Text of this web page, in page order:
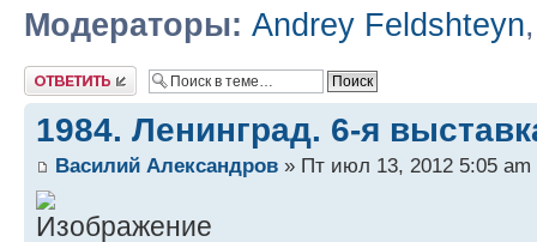
Модераторы: Andrey Feldshteyn
Ответить
1984. Ленинград. 6-я
Василий Александров » Пт июл 13, 2012 5:05 am